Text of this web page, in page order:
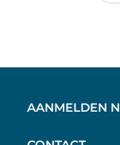
AANMELDEN